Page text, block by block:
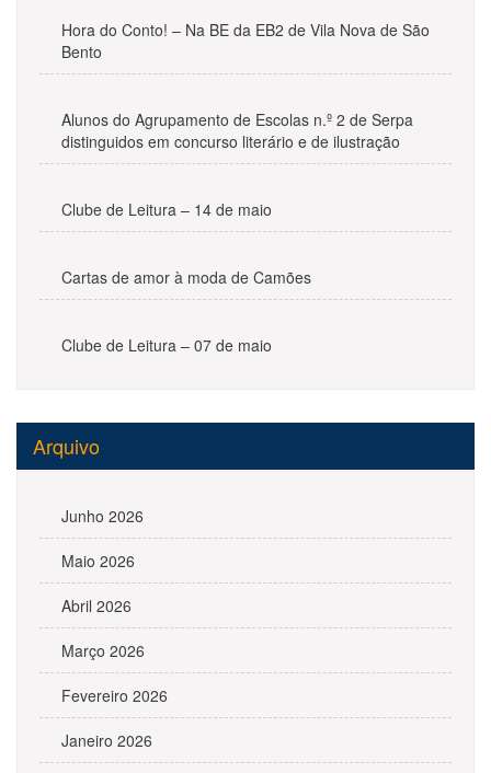
Hora do Conto! – Na BE da EB2 de Vila Nova de São
Bento
Alunos do Agrupamento de Escolas n.º 2 de Serpa
distinguidos em concurso literário e de ilustração
Clube de Leitura – 14 de maio
Cartas de amor à moda de Camões
Clube de Leitura – 07 de maio
Arquivo
Junho 2026
Maio 2026
Abril 2026
Março 2026
Fevereiro 2026
Janeiro 2026